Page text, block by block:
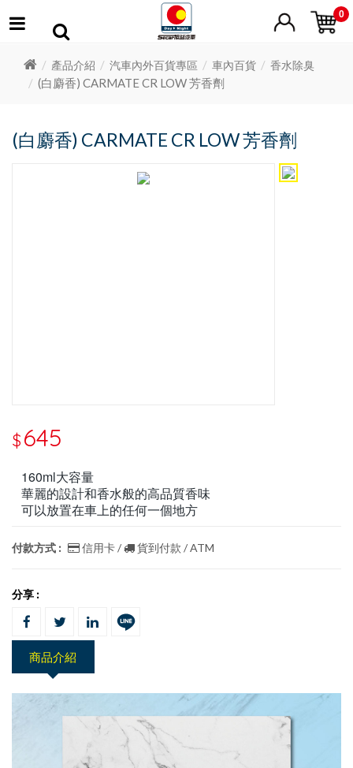
0
產品介紹 汽車內外百貨專區 車內百貨 香水除臭
(白麝香) CARMATE CR LOW 芳香劑
(白麝香) CARMATE CR LOW 芳香劑
$645
160ml大容量
華麗的設計和香水般的高品質香味
可以放置在車上的任何一個地方
付款方式 : 信用卡 / 貨到付款 / ATM
分享 :
商品介紹